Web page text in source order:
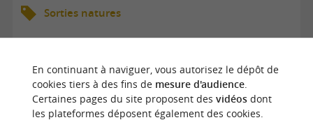
Sorties natures
En continuant à naviguer, vous autorisez le dépôt de
cookies tiers à des fins de mesure d'audience.
Certaines pages du site proposent des vidéosdont
les plateformes déposent également des cookies.